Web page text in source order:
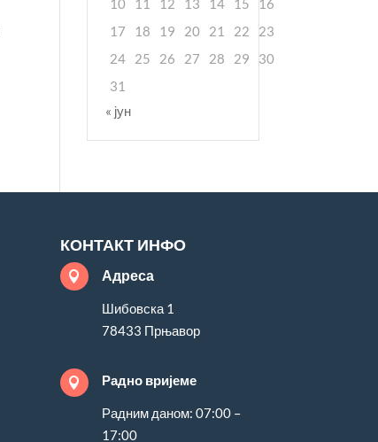
17
18 19 20 21 22
23
24
25 26 27 28 29
30
31
« јун
КОНТАКТ ИНФО
 Адреса
Шибовска 1
78433 Прњавор
 Радно вријеме
Радним даном: 07:00 –
17:00